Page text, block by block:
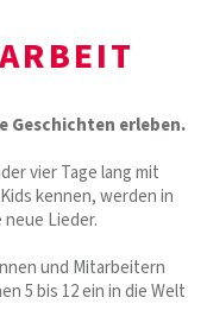
Geschichten erleben.
vier Tage lang mit
kennen, werden in
Lieder.
und Mitarbeitern
5 bis 12 ein in die Welt